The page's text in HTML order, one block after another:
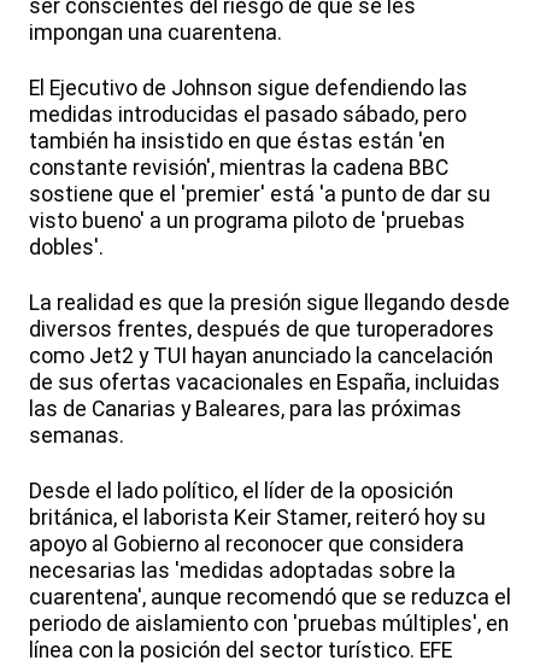
ser conscientes del riesgo de que se les
impongan una cuarentena.
El Ejecutivo de Johnson sigue defendiendo las
medidas introducidas el pasado sábado, pero
también ha insistido en que éstas están 'en
constante revisión', mientras la cadena BBC
sostiene que el 'premier' está 'a punto de dar su
visto bueno' a un programa piloto de 'pruebas
dobles'.
La realidad es que la presión sigue llegando desde
diversos frentes, después de que turoperadores
como Jet2 y TUI hayan anunciado la cancelación
de sus ofertas vacacionales en España, incluidas
las de Canarias y Baleares, para las próximas
semanas.
Desde el lado político, el líder de la oposición
británica, el laborista Keir Stamer, reiteró hoy su
apoyo al Gobierno al reconocer que considera
necesarias las 'medidas adoptadas sobre la
cuarentena', aunque recomendó que se reduzca el
periodo de aislamiento con 'pruebas múltiples', en
línea con la posición del sector turístico. EFE